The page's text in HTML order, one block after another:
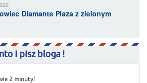
Diamante Plaza z zielonym
i pisz bloga !
2 minuty!